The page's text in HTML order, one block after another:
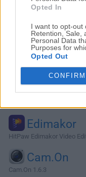
Opted In
I want to opt-out
Retention, Sale,
Personal Data
Purposes for
Opted Out
CONFIRM
Alternativas y
Edimakor
HitPaw Edimakor Video
Cam.On
Cam.On 1.6.3